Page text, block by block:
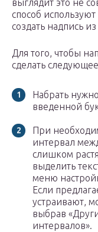
выглядит это не
способ
создать надпись
Для того, чтобы
сделать
Набрать
введенной
При
интервал
слишком
выделить
меню
Если
устраивают,
выбрав
интервалов».